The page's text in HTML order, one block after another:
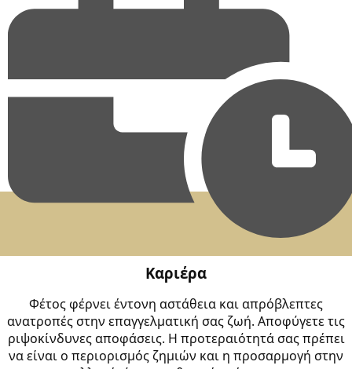
Καριέρα
Φέτος φέρνει έντονη αστάθεια και απρόβλεπτες
ανατροπές στην επαγγελματική σας ζωή. Αποφύγετε τις
ριψοκίνδυνες αποφάσεις. Η προτεραιότητά σας πρέπει
να είναι ο περιορισμός ζημιών και η προσαρμογή στην